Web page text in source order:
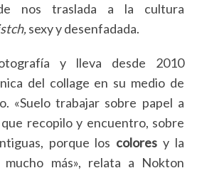
nos traslada a la cultura
sexy y desenfadada.
y lleva desde 2010
del collage en su medio de
«Suelo trabajar sobre papel a
recopilo y encuentro, sobre
porque los colores y la
más», relata a Nokton